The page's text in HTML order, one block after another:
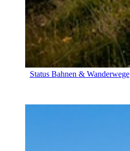
Status Bahnen & Wanderwege